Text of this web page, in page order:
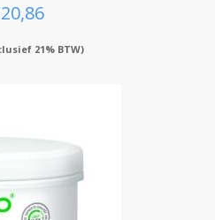
20,86
21% BTW)